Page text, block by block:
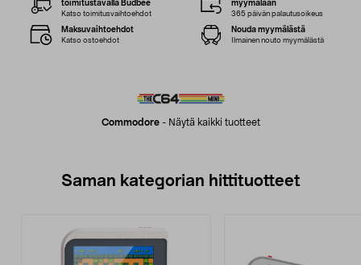
Commodore- Näytä kaikki tuotteet
toimitustavalla Budbee
Katso toimitusvaihtoehdot
myymälään
365 päivän palautusoikeus
Maksuvaihtoehdot
Katso ostoehdot
Nouda myymälästä
Ilmainen nouto myymälästä
Saman kategorian hittituotteet